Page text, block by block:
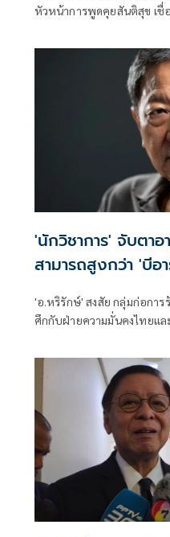
หัวหน้าการพูดคุยสันติสุข เชื่อทาง 'บีอาร์เอ็น' คงได้รับสารที่ส่ง
กรองฯ ประเมินสถานการณ์แ
'นักวิชาการ' จับตา
สามารถสูงกว่า 'บีอ
'อ.หริรักษ์' สงสัย กลุ่มก่อการร้าย หากเป็น'บีอาร์เอ็น'เท่ากับเปิด
ศึกกับฝ่ายความมั่นคงไทยแล
และวางแผนมาเป็นอย่างดี อาจมีใครที่มีขีดความสามารถสูงกว่า
บีอาร์เอ็น มาเลเซีย และกอ